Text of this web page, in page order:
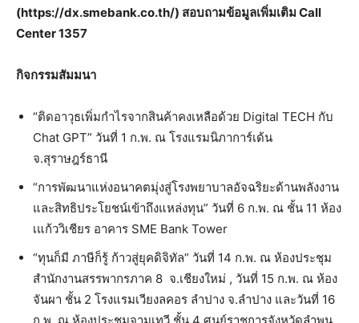
(https://dx.smebank.co.th/) สอบถามข้อมูลเพิ่มเติม Call
Center 1357
กิจกรรมสัมมนา
“ติดอาวุธเพิ่มกำไรจากสินค้าคงเหลือด้วย Digital TECH กับ
Chat GPT” วันที่ 1 ก.พ. ณ โรงแรมนิภาการ์เด้น
จ.สุราษฎร์ธานี
“การพัฒนาแห่งอนาคตมุ่งสู่โรงพยาบาลอัจฉริยะด้านพลังงาน
และสิทธิประโยชน์เข้าถึงแหล่งทุน” วันที่ 6 ก.พ. ณ ชั้น 11 ห้อง
เแก้ววิเชียร อาคาร SME Bank Tower
“ทุนก็มี ภาษีก็รู้ ก้าวสู่ยุคดิจิทัล” วันที่ 14 ก.พ. ณ ห้องประชุม
สำนักงานสรรพากรภาค 8 จ.เชียงใหม่ , วันที่ 15 ก.พ. ณ ห้อง
จันผา ชั้น 2 โรงแรมเวียงลคอร ลำปาง จ.ลำปาง และวันที่ 16